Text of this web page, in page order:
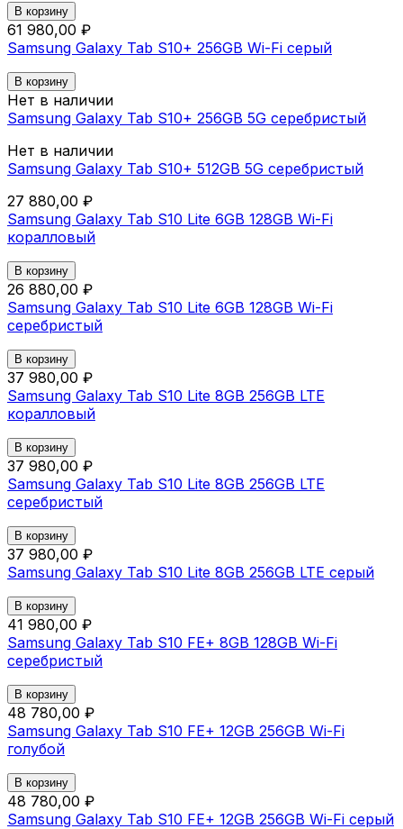
В корзину
61 980,00 ₽
Samsung Galaxy Tab S10+ 256GB Wi-Fi серый
В корзину
Нет в наличии
Samsung Galaxy Tab S10+ 256GB 5G серебристый
Нет в наличии
Samsung Galaxy Tab S10+ 512GB 5G серебристый
27 880,00 ₽
Samsung Galaxy Tab S10 Lite 6GB 128GB Wi-Fi
коралловый
В корзину
26 880,00 ₽
Samsung Galaxy Tab S10 Lite 6GB 128GB Wi-Fi
серебристый
В корзину
37 980,00 ₽
Samsung Galaxy Tab S10 Lite 8GB 256GB LTE
коралловый
В корзину
37 980,00 ₽
Samsung Galaxy Tab S10 Lite 8GB 256GB LTE
серебристый
В корзину
37 980,00 ₽
Samsung Galaxy Tab S10 Lite 8GB 256GB LTE серый
В корзину
41 980,00 ₽
Samsung Galaxy Tab S10 FE+ 8GB 128GB Wi-Fi
серебристый
В корзину
48 780,00 ₽
Samsung Galaxy Tab S10 FE+ 12GB 256GB Wi-Fi
голубой
В корзину
48 780,00 ₽
Samsung Galaxy Tab S10 FE+ 12GB 256GB Wi-Fi серый